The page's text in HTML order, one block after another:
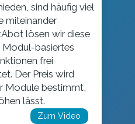
sind häufig viel
miteinander
lösen wir diese
Modul-basiertes
frei
Der Preis wird
Module bestimmt,
lässt.
Zum Video